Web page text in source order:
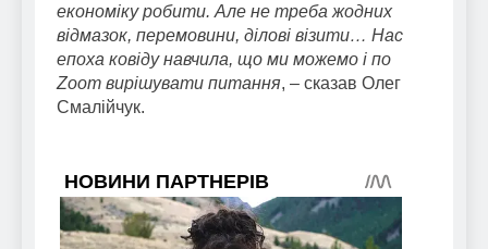
економіку робити. Але не треба жодних
відмазок, перемовини, ділові візити… Нас
епоха ковіду навчила, що ми можемо і по
Zoom вирішувати питання, – сказав Олег
Смалійчук.